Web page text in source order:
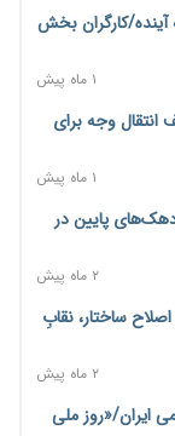
۲ روز پیش
تحصیلات تکمیلی
قانونی با هدف
شد؛ افت ۲۵ درصدی تیراژ ایران‌خودرو،
۲ روز پیش
آینده/کارگران بخش
۱ ماه پیش
سقف انتقال وجه برای
۱ ماه پیش
دهک‌های پایین در
۲ ماه پیش
ساختار، نقابِ
۲ ماه پیش
ایران/«روز ملی